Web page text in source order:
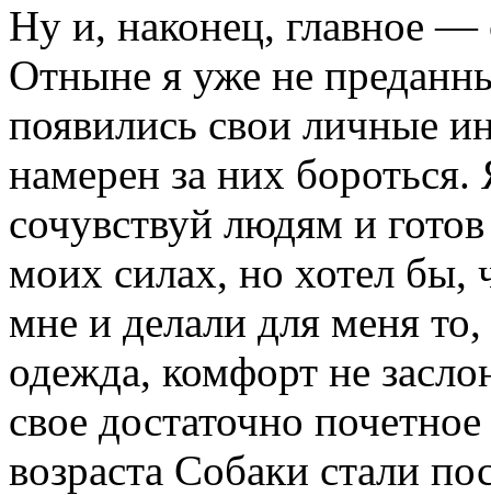
Ну и, наконец, главное —
Отныне я уже не
появились свои личные
намерен за них
сочувствуй людям и
моих силах, но хотел бы,
мне и делали для меня
одежда, комфорт не
свое достаточно
возраста Собаки стали